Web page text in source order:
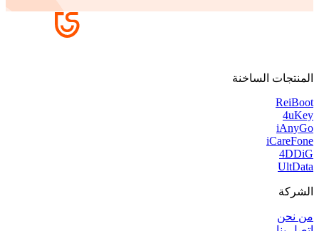
المنتجات الساخنة
ReiBoot
4uKey
iAnyGo
iCareFone
4DDiG
UltData
الشركة
من نحن